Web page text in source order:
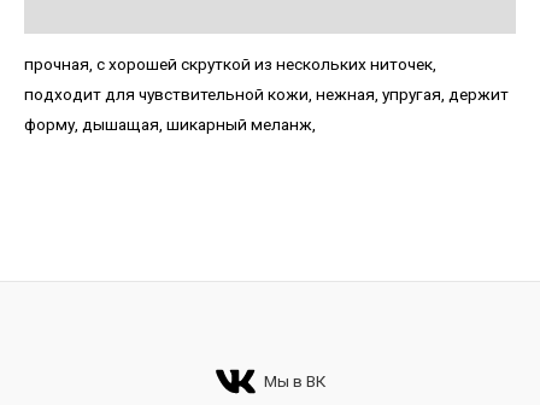
прочная, с хорошей скруткой из нескольких ниточек,
подходит для чувствительной кожи, нежная, упругая, держит
форму, дышащая, шикарный меланж,
Мы в ВК